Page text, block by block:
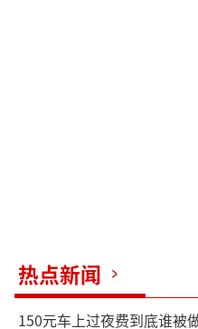
热点新闻
150元车上过夜费到底谁被